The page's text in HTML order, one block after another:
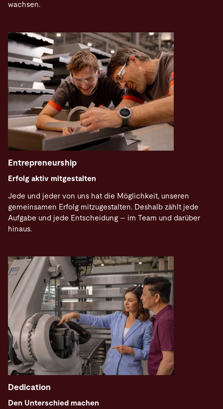
wachsen.
Entrepreneurship
Erfolg aktiv mitgestalten
Jede und jeder von uns hat die Möglichkeit, unseren
gemeinsamen Erfolg mitzugestalten. Deshalb zählt jede
Aufgabe und jede Entscheidung – im Team und darüber
hinaus.
Dedication
Den Unterschied machen